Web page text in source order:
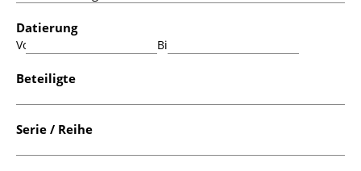
Datierung
Von: Bis:
Beteiligte
Serie / Reihe